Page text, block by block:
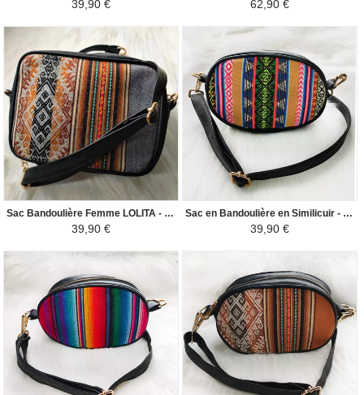
39,90 € 62,90 €
Sac Bandoulière Femme LOLITA - Toile Péruvienne Motifs Ethniques - Gris Foncé / Nuances Marron
39,90 €
Sac en Bandoulière en Similicuir - Rond - Beige Clair / Couleurs Incas
39,90 €